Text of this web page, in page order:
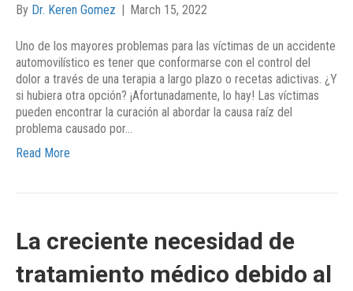
By Dr. Keren Gomez | March 15, 2022
Uno de los mayores problemas para las víctimas de un accidente
automovilístico es tener que conformarse con el control del
dolor a través de una terapia a largo plazo o recetas adictivas. ¿Y
si hubiera otra opción? ¡Afortunadamente, lo hay! Las víctimas
pueden encontrar la curación al abordar la causa raíz del
problema causado por…
Read More
La creciente necesidad de
tratamiento médico debido al